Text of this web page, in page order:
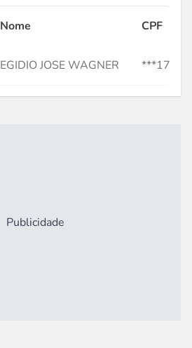
Nome CPF
EGIDIO JOSE WAGNER
Publicidade